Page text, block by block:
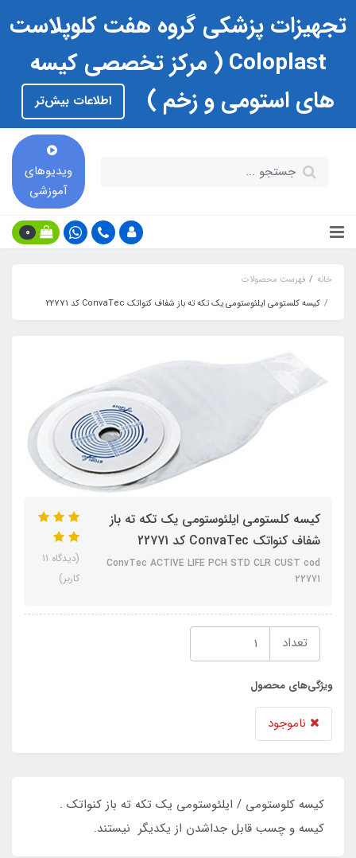
تجهیزات پزشکی گروه هفت کلوپلاست
Coloplast ( مرکز تخصصی کیسه
های استومی و زخم )
اطلاعات بیش‌تر
ویدیوهای
آموزشی
0
خانه
فهرست محصولات
كيسه كلستومي ايلئوستومي يك تكه ته باز شفاف كنواتك ConvaTec كد 22771
كيسه كلستومي ايلئوستومي يك تكه ته باز
شفاف كنواتك ConvaTec كد 22771
ConvTec ACTIVE LIFE PCH STD CLR CUST cod
22771
(دیدگاه 11
کاربر)
تعداد
ویژگی‌های محصول
ناموجود
کیسه کلوستومی / ایلئوستومی یک تکه ته باز کنواتک .
کیسه و چسب قابل جداشدن از یکدیگر نیستند.